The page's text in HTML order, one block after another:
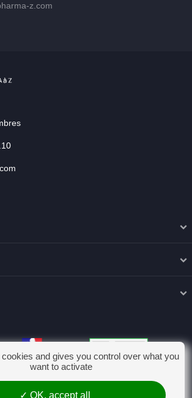
z.com
and gives you control over what you
want to activate
OK, accept all